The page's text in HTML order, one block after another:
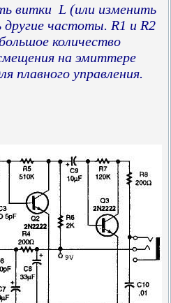
витки L (или изменить
частоты. R1 и R2
количество
на эмиттере
плавного управления.